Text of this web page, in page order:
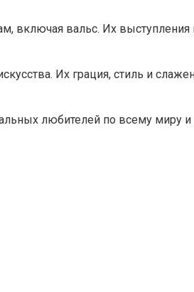
включая вальс. Их
Их грация, стиль и
любителей по всему миру